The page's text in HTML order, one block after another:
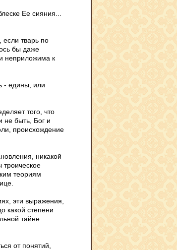
Ее сияния...
если тварь по
бы даже
неприложима к
- едины, или
того, что
не быть, Бог и
происхождение
никакой
теориям
эти выражения,
какой степени
тайне
от понятий,